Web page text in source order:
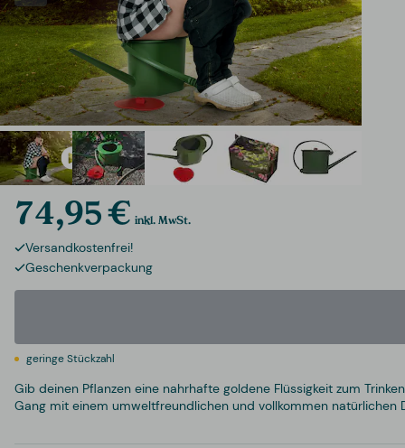
74,95 € inkl. MwSt.
Versandkostenfrei!
Geschenkverpackung
geringe Stückzahl
Gib deinen Pflanzen eine nahrhafte goldene Flüssigkeit zum
Gang mit einem umweltfreundlichen und vollkommen natürlichen